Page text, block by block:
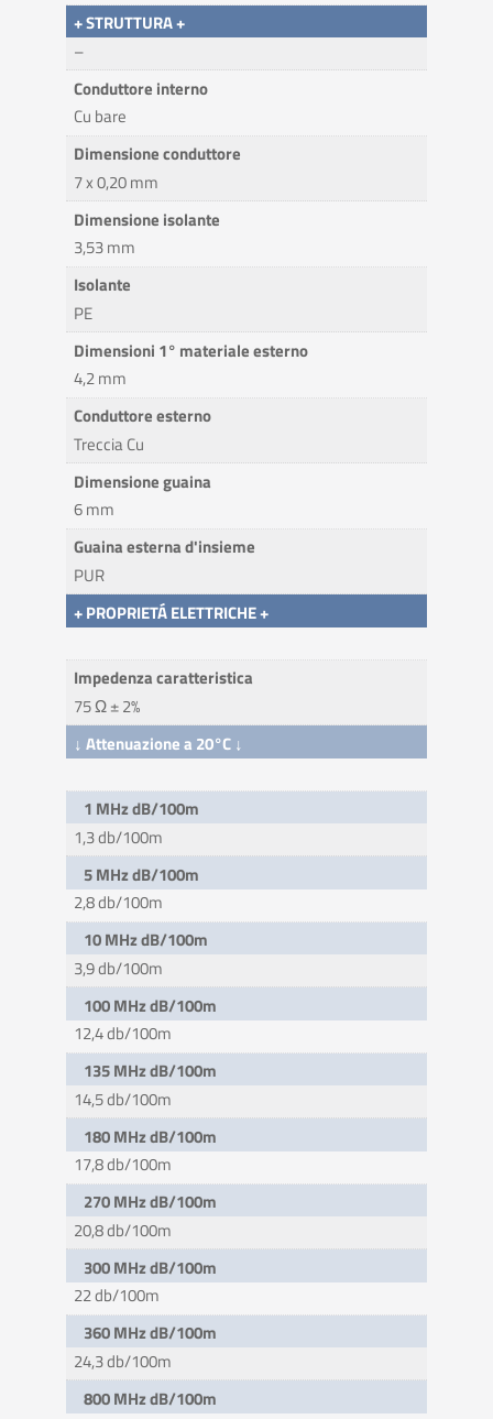
+ STRUTTURA +
–
Conduttore interno
Cu bare
Dimensione conduttore
7 x 0,20 mm
Dimensione isolante
3,53 mm
Isolante
PE
Dimensioni 1° materiale esterno
4,2 mm
Conduttore esterno
Treccia Cu
Dimensione guaina
6 mm
Guaina esterna d'insieme
PUR
+ PROPRIETÁ ELETTRICHE +
Impedenza caratteristica
75 Ω ± 2%
↓ Attenuazione a 20°C ↓
1 MHz dB/100m
1,3 db/100m
5 MHz dB/100m
2,8 db/100m
10 MHz dB/100m
3,9 db/100m
100 MHz dB/100m
12,4 db/100m
135 MHz dB/100m
14,5 db/100m
180 MHz dB/100m
17,8 db/100m
270 MHz dB/100m
20,8 db/100m
300 MHz dB/100m
22 db/100m
360 MHz dB/100m
24,3 db/100m
800 MHz dB/100m